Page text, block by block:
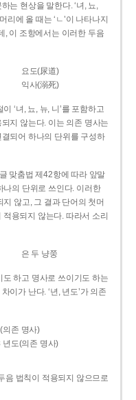
는 현상을 말한다. ‘녀, 뇨,
리에 올 때는 ‘ㄴ’이 나타나지
, 이 조항에서는 이러한 두음
요도(尿道)
익사(溺死)
‘녀, 뇨, 뉴, 니’를 포함하고
지 않는다. 이는 의존 명사는
되어 하나의 단위를 구성하
맞춤법 제42항에 따라 앞말
나의 단위로 쓰인다. 이러한
않고, 그 결과 단어의 첫머
적용되지 않는다. 따라서 소리
은 두 냥쭝
도 하고 명사로 쓰이기도 하는
이가 난다. ‘년, 년도’가 의존
의존 명사)
년도(의존 명사)
음 법칙이 적용되지 않으므로